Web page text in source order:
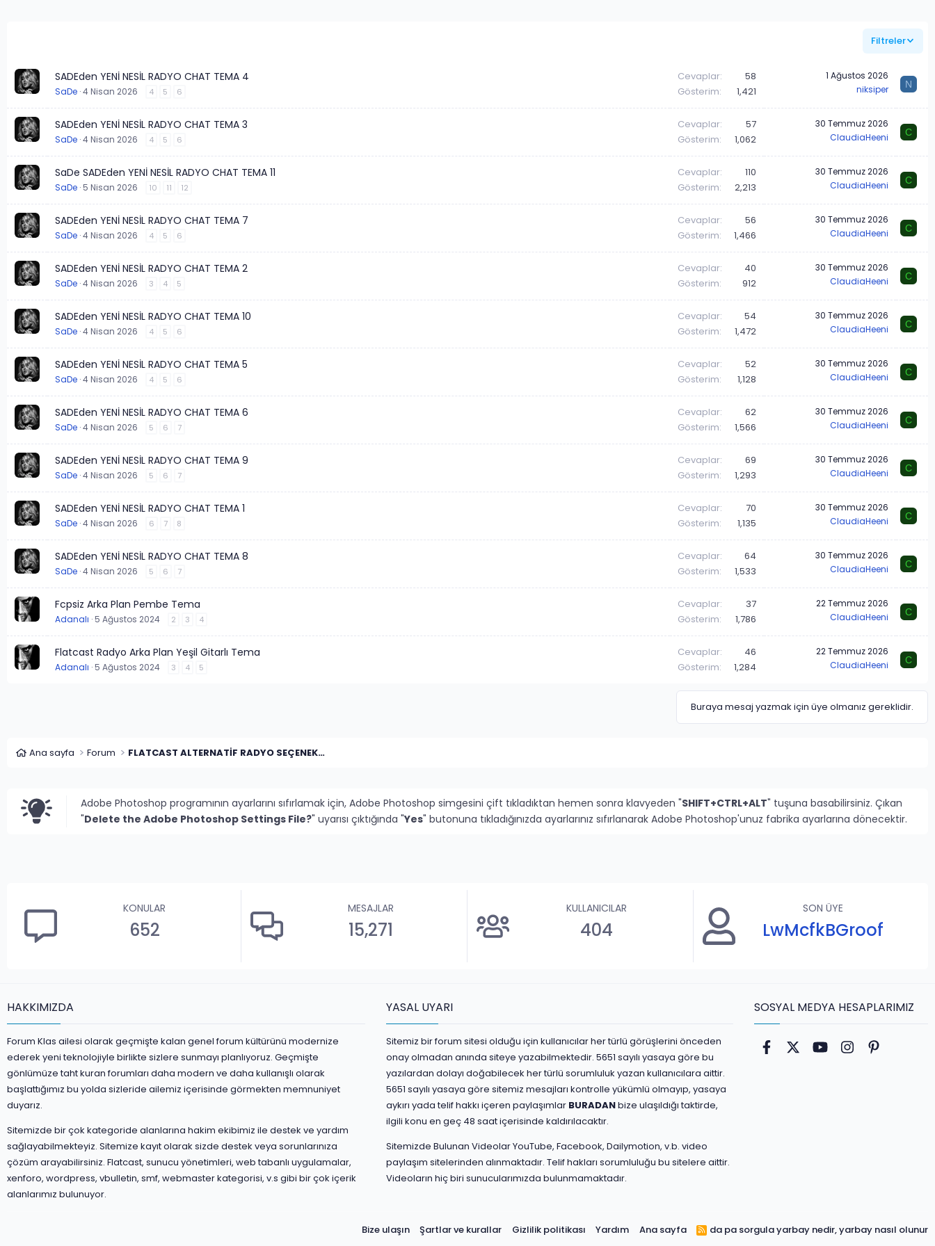
Filtreler
SADEden YENİ NESİL RADYO CHAT TEMA 4
SaDe 4 Nisan 2026 4 5 6
Cevaplar
58
Gösterim
1,421
1 Ağustos 2026
niksiper
N
SADEden YENİ NESİL RADYO CHAT TEMA 3
SaDe 4 Nisan 2026 4 5 6
Cevaplar
57
Gösterim
1,062
30 Temmuz 2026
ClaudiaHeeni
C
SaDe SADEden YENİ NESİL RADYO CHAT TEMA 11
SaDe 5 Nisan 2026 10 11 12
Cevaplar
110
Gösterim
2,213
30 Temmuz 2026
ClaudiaHeeni
C
SADEden YENİ NESİL RADYO CHAT TEMA 7
SaDe 4 Nisan 2026 4 5 6
Cevaplar
56
Gösterim
1,466
30 Temmuz 2026
ClaudiaHeeni
C
SADEden YENİ NESİL RADYO CHAT TEMA 2
SaDe 4 Nisan 2026 3 4 5
Cevaplar
40
Gösterim
912
30 Temmuz 2026
ClaudiaHeeni
C
SADEden YENİ NESİL RADYO CHAT TEMA 10
SaDe 4 Nisan 2026 4 5 6
Cevaplar
54
Gösterim
1,472
30 Temmuz 2026
ClaudiaHeeni
C
SADEden YENİ NESİL RADYO CHAT TEMA 5
SaDe 4 Nisan 2026 4 5 6
Cevaplar
52
Gösterim
1,128
30 Temmuz 2026
ClaudiaHeeni
C
SADEden YENİ NESİL RADYO CHAT TEMA 6
SaDe 4 Nisan 2026 5 6 7
Cevaplar
62
Gösterim
1,566
30 Temmuz 2026
ClaudiaHeeni
C
SADEden YENİ NESİL RADYO CHAT TEMA 9
SaDe 4 Nisan 2026 5 6 7
Cevaplar
69
Gösterim
1,293
30 Temmuz 2026
ClaudiaHeeni
C
SADEden YENİ NESİL RADYO CHAT TEMA 1
SaDe 4 Nisan 2026 6 7 8
Cevaplar
70
Gösterim
1,135
30 Temmuz 2026
ClaudiaHeeni
C
SADEden YENİ NESİL RADYO CHAT TEMA 8
SaDe 4 Nisan 2026 5 6 7
Cevaplar
64
Gösterim
1,533
30 Temmuz 2026
ClaudiaHeeni
C
Fcpsiz Arka Plan Pembe Tema
Adanalı 5 Ağustos 2024 2 3 4
Cevaplar
37
Gösterim
1,786
22 Temmuz 2026
ClaudiaHeeni
C
Flatcast Radyo Arka Plan Yeşil Gitarlı Tema
Adanalı 5 Ağustos 2024 3 4 5
Cevaplar
46
Gösterim
1,284
22 Temmuz 2026
ClaudiaHeeni
C
Buraya mesaj yazmak için üye olmanız gereklidir.
Ana sayfa Forum FLATCAST ALTERNATİF RADYO SEÇENEKLERİ
Adobe Photoshop programının ayarlarını sıfırlamak için, Adobe Photoshop simgesini çift tıkladıktan hemen sonra klavyeden "SHIFT+CTRL+ALT" tuşuna basabilirsiniz. Çıkan
"Delete the Adobe Photoshop Settings File?" uyarısı çıktığında "Yes" butonuna tıkladığınızda ayarlarınız sıfırlanarak Adobe Photoshop'unuz fabrika ayarlarına dönecektir.
KONULAR
652
MESAJLAR
15,271
KULLANICILAR
404
SON ÜYE
LwMcfkBGroof
HAKKIMIZDA
Forum Klas ailesi olarak geçmişte kalan genel forum kültürünü modernize
ederek yeni teknolojiyle birlikte sizlere sunmayı planlıyoruz. Geçmişte
gönlümüze taht kuran forumları daha modern ve daha kullanışlı olarak
başlattığımız bu yolda sizleride ailemiz içerisinde görmekten memnuniyet
duyarız.
Sitemizde bir çok kategoride alanlarına hakim ekibimiz ile destek ve yardım
sağlayabilmekteyiz. Sitemize kayıt olarak sizde destek veya sorunlarınıza
çözüm arayabilirsiniz. Flatcast, sunucu yönetimleri, web tabanlı uygulamalar,
xenforo, wordpress, vbulletin, smf, webmaster kategorisi, v.s gibi bir çok içerik
alanlarımız bulunuyor.
YASAL UYARI
Sitemiz bir forum sitesi olduğu için kullanıcılar her türlü görüşlerini önceden
onay olmadan anında siteye yazabilmektedir. 5651 sayılı yasaya göre bu
yazılardan dolayı doğabilecek her türlü sorumluluk yazan kullanıcılara aittir.
5651 sayılı yasaya göre sitemiz mesajları kontrolle yükümlü olmayıp, yasaya
aykırı yada telif hakkı içeren paylaşımlar BURADANbize ulaşıldığı taktirde,
ilgili konu en geç 48 saat içerisinde kaldırılacaktır.
Sitemizde Bulunan Videolar YouTube, Facebook, Dailymotion, v.b. video
paylaşım sitelerinden alınmaktadır. Telif hakları sorumluluğu bu sitelere aittir.
Videoların hiç biri sunucularımızda bulunmamaktadır.
SOSYAL MEDYA HESAPLARIMIZ
Facebook
Twitter youtubeInstagram
Bize ulaşın Şartlar ve kurallar Gizlilik politikası Yardım Ana sayfa da pa sorgulayarbay nedir, yarbay nasıl olunur
R
S